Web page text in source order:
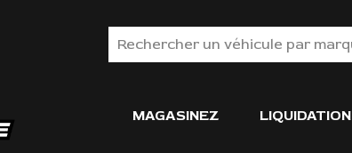
MAGASINEZ LIQUIDATION